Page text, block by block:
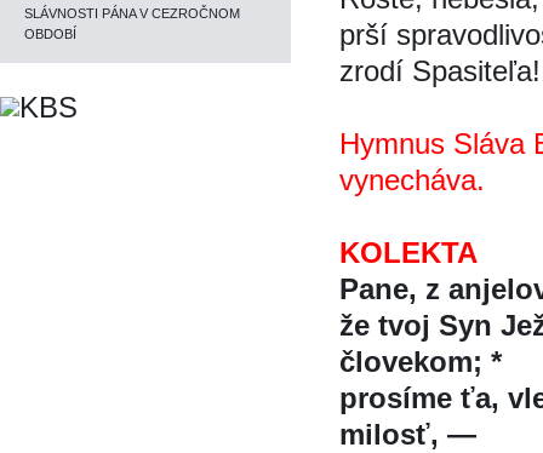
SLÁVNOSTI PÁNA V CEZROČNOM
OBDOBÍ
prší
zrodí
Hymnus Sláva
vynecháva.
KOLEKTA
Pane, z
že tvoj Syn
človekom; *
prosíme ťa,
milosť, —